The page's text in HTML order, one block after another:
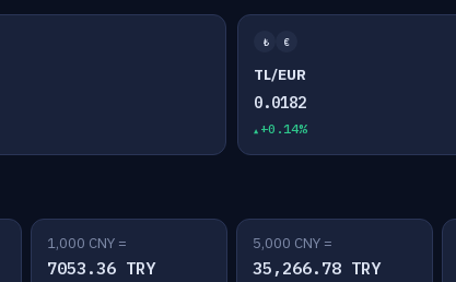
₺ €
TL/EUR
0.0182
+0.14%
1,000 CNY =
7053.36 TRY
5,000 CNY =
35,266.78 TRY